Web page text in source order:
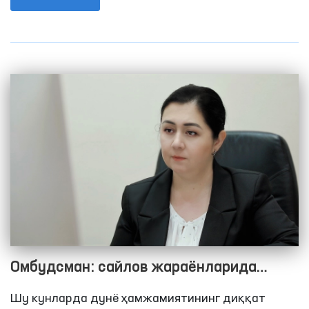
стратегияси бўлди. Бешта йўналишни қамраб
дастури айнан “Халқ билан мулоқот ва инсон
манфаатлари йили” деб номланди ҳамда аҳоли
мурожаатлари билан ишлаш бўйича янги талаб
ва механизмлар жорий этилди.
Омбудсман: сайлов жараёнларида
сайлаш ҳуқуқига эга маҳкумларга ҳам
Шу кунларда дунё ҳамжамиятининг диққат